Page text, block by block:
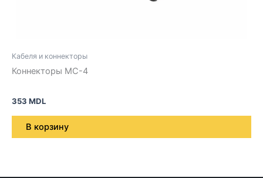
Кабеля и коннекторы
Коннекторы МС-4
353 MDL
В корзину